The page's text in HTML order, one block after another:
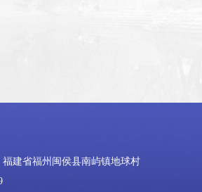
建省福州闽侯县南屿镇地球村